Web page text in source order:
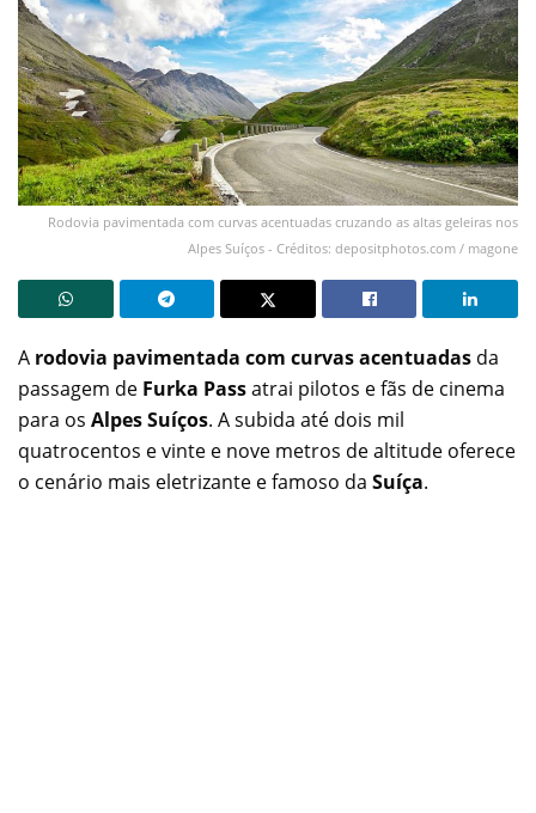
Rodovia pavimentada com curvas acentuadas cruzando as altas geleiras nos
Alpes Suíços - Créditos: depositphotos.com / magone
A rodovia pavimentada com curvas acentuadas da
passagem de Furka Passatrai pilotos e fãs de cinema
para os Alpes Suíços. A subida até dois mil
quatrocentos e vinte e nove metros de altitude oferece
o cenário mais eletrizante e famoso da Suíça.